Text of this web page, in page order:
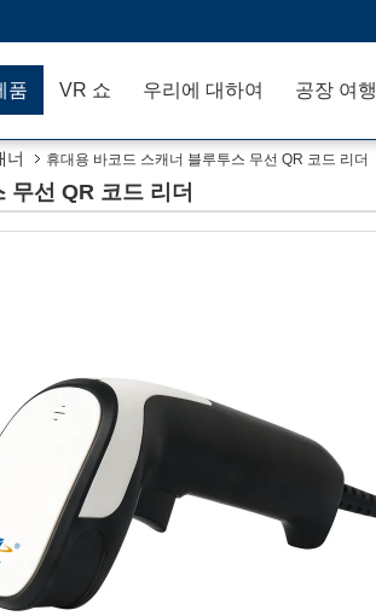
품 VR 쇼 우리에 대하여 공장 여행
너 휴대용 바코드 스캐너 블루투스 무선 QR 코드 리더
무선 QR 코드 리더